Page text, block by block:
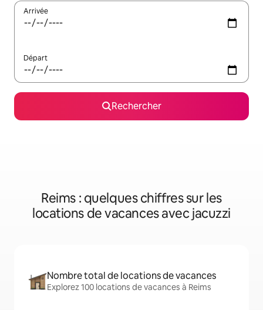
Arrivée
Départ
Rechercher
Reims : quelques chiffres sur les
locations de vacances avec jacuzzi
Nombre total de locations de vacances
Explorez 100 locations de vacances à Reims